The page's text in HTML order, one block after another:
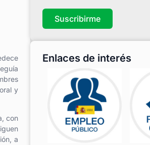
y
con
a
Suscribirme
Enlaces de interés